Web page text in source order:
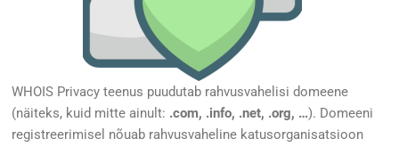
WHOIS Privacy teenus puudutab rahvusvahelisi domeene
(näiteks, kuid mitte ainult: .com, .info, .net, .org, …). Domeeni
registreerimisel nõuab rahvusvaheline katusorganisatsioon